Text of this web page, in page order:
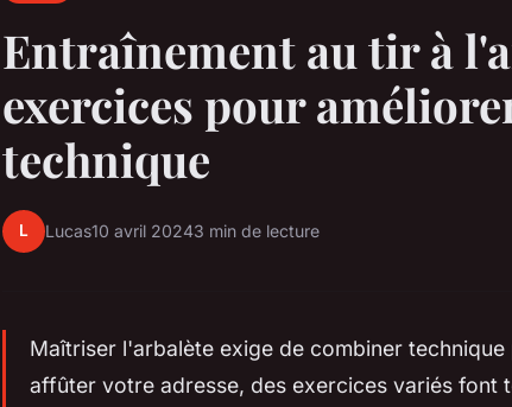
Entraînement au tir à
exercices pour
technique
L Lucas10 avril 20243 min de lecture
Maîtriser l'arbalète exige de combiner
affûter votre adresse, des exercices variés font